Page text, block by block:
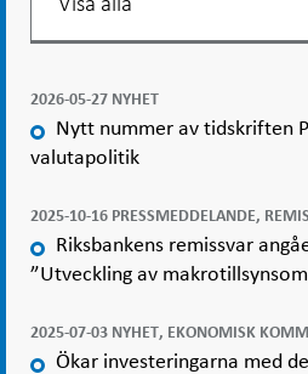
2026-05-27 NYHET
Nytt nummer av tidskriften
valutapolitik
2025-10-16 PRESSMEDDELANDE,
Riksbankens remissvar
”Utveckling av
2025-07-03 NYHET, EKONOMISK
Ökar investeringarna med